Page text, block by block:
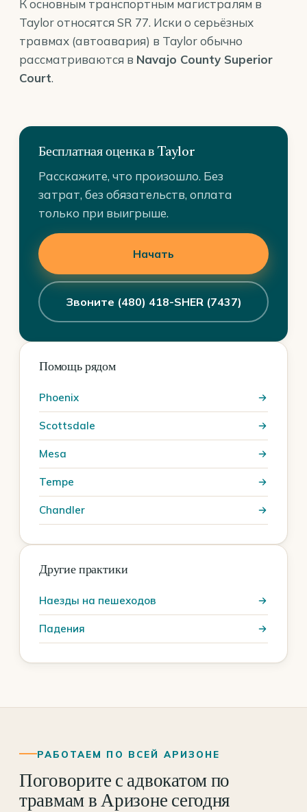
К основным транспортным магистралям в
Taylor относятся SR 77. Иски о серьёзных
травмах (автоавария) в Taylor обычно
рассматриваются в Navajo County Superior
Court.
Бесплатная оценка в Taylor
Расскажите, что произошло. Без
затрат, без обязательств, оплата
только при выигрыше.
Начать
Звоните (480) 418-SHER (7437)
Помощь рядом
Phoenix
Scottsdale
Mesa
Tempe
Chandler
Другие практики
Наезды на пешеходов
Падения
РАБОТАЕМ ПО ВСЕЙ АРИЗОНЕ
Поговорите с адвокатом по
травмам в Аризоне сегодня